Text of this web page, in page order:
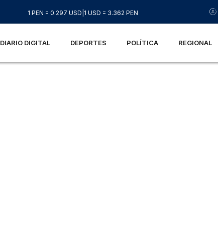
1 PEN = 0.297 USD 1 USD = 3.362 PEN
DIARIO DIGITAL DEPORTES POLÍTICA REGIONAL